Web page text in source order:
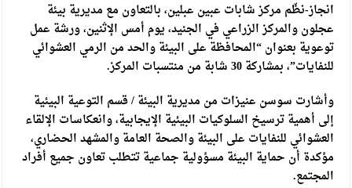
انجاز-نظّم مركز شابات عبين عبلين، بالتعاون مع مديرية بيئة
عجلون والمركز الزراعي في الجنيد، يوم أمس الإثنين، ورشة عمل
توعوية بعنوان “المحافظة على البيئة والحد من الرمي العشوائي
للنفايات”، بمشاركة 30 شابة من منتسبات المركز.
وأشارت سوسن عنيزات من مديرية البيئة / قسم التوعية البيئية
إلى أهمية ترسيخ السلوكيات البيئية الإيجابية، وانعكاسات الإلقاء
العشوائي للنفايات على البيئة والصحة العامة والمشهد الحضاري،
مؤكدة أن حماية البيئة مسؤولية جماعية تتطلب تعاون جميع أفراد
المجتمع.